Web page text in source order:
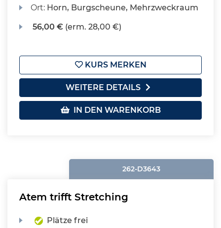
Ort: Horn, Burgscheune, Mehrzweckraum
56,00 € (erm. 28,00 €)
KURS MERKEN
WEITERE DETAILS
IN DEN WARENKORB
262-D3643
Atem trifft Stretching
Plätze frei